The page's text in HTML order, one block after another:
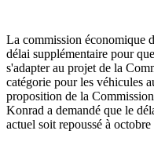
La commission économique
délai supplémentaire pour
s'adapter au projet de la
catégorie pour les véhicules
proposition de la
Konrad a demandé que le
actuel soit repoussé à octobre